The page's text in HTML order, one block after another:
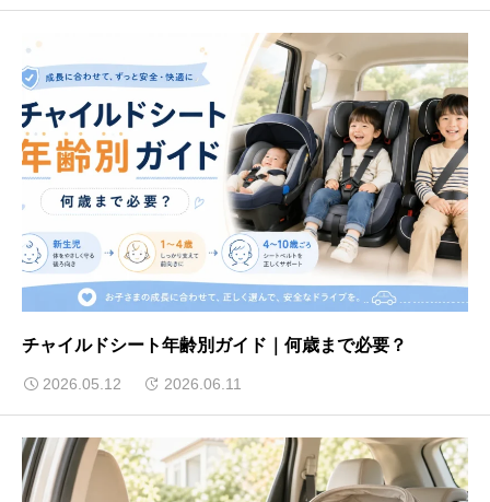
チャイルドシート年齢別ガイド｜何歳まで必要？
2026.05.12 2026.06.11